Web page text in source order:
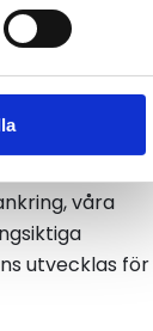
koncernflagga.
våra
utvecklas för